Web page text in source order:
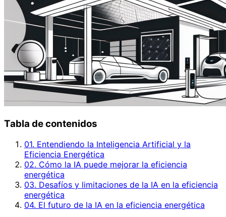
Tabla de contenidos
01. Entendiendo la Inteligencia Artificial y la
Eficiencia Energética
02. Cómo la IA puede mejorar la eficiencia
energética
03. Desafíos y limitaciones de la IA en la eficiencia
energética
04. El futuro de la IA en la eficiencia energética